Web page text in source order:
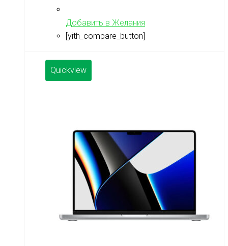
Добавить в Желания
[yith_compare_button]
Quickview